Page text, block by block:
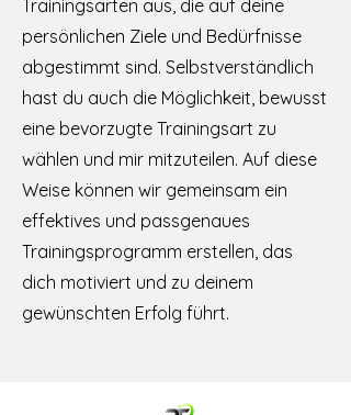
Trainingsarten aus, die auf deine
persönlichen Ziele und Bedürfnisse
abgestimmt sind. Selbstverständlich
hast du auch die Möglichkeit, bewusst
eine bevorzugte Trainingsart zu
wählen und mir mitzuteilen. Auf diese
Weise können wir gemeinsam ein
effektives und passgenaues
Trainingsprogramm erstellen, das
dich motiviert und zu deinem
gewünschten Erfolg führt.